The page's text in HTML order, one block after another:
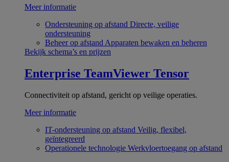
Meer informatie
Ondersteuning op afstand Directe, veilige
ondersteuning
Beheer op afstand Apparaten bewaken en beheren
Bekijk schema’s en prijzen
Enterprise TeamViewer Tensor
Connectiviteit op afstand, gericht op veilige operaties.
Meer informatie
IT-ondersteuning op afstand Veilig, flexibel,
geïntegreerd
Operationele technologie Werkvloertoegang op afstand